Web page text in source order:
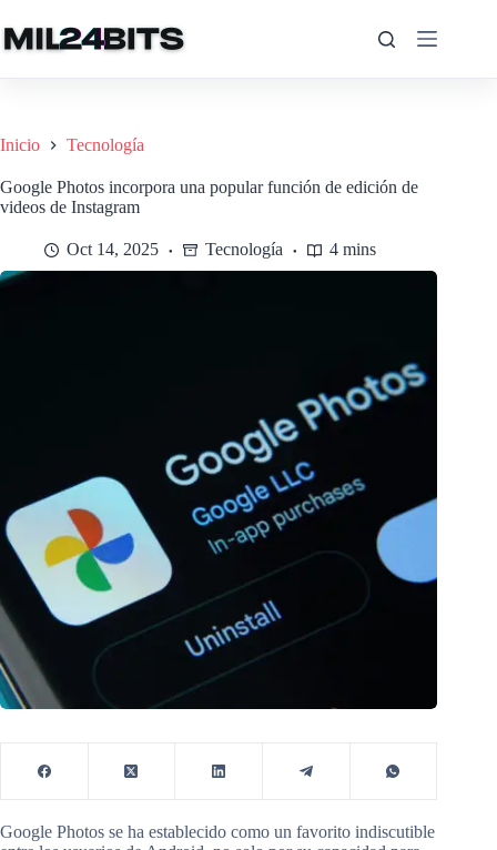
al
contenido
Inicio Tecnología
Google Photos incorpora una popular función de edición de
videos de Instagram
Oct 14, 2025 Tecnología 4 mins
Google Photos se ha establecido como un favorito indiscutible